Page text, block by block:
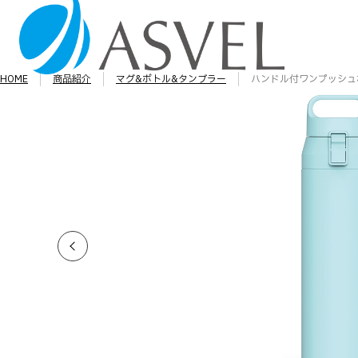
HOME 商品紹介 マグ&ボトル&タンブラー ハンドル付ワンプッシ